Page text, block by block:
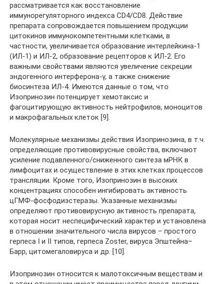
рассматривается как восстановление
иммунорегуляторного индекса CD4/CD8. Действие
препарата сопровождается повышением продукции
цитокинов иммунокомпетентными клетками, в
частности, увеличивается образование интерлейкина-1
(ИЛ-1) и ИЛ-2, образование рецепторов к ИЛ-2. Его
важными свойствами являются увеличение секреции
эндогенного интерферона-γ, а также снижение
биосинтеза ИЛ-4. Имеются данные о том, что
Изопринозин потенцирует хемотаксис и
фагоцитирующую активность нейтрофилов, моноцитов
и макрофагальных клеток [9].
Молекулярные механизмы действия Изопринозина, в т.ч.
определяющие противовирусные свойства, включают
усиление подавленного/сниженного синтеза мРНК в
лимфоцитах и осуществление в этих клетках процессов
трансляции. Кроме того, Изопринозин в высоких
концентрациях способен ингибировать активность
цГМФ-фосфодиэстеразы. Указанные механизмы
определяют противовирусную активность препарата,
которая носит неспецифический характер и установлена
в отношении значительного числа вирусов – простого
герпеса I и II типов, герпеса Zoster, вируса Эпштейна–
Барр, цитомегаловируса и др. [10].
Изопринозин относится к малотоксичным веществам и